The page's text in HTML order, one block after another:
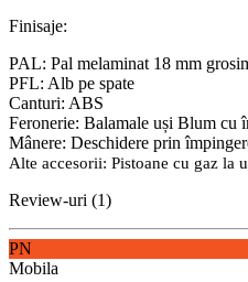
Finisaje:
PAL: Pal melaminat 18 mm
PFL: Alb pe spate
Canturi: ABS
Feronerie: Balamale uși Blum cu
Mânere: Deschidere prin
Alte accesorii: Pistoane cu gaz la
Review-uri (1)
PN
Mobila